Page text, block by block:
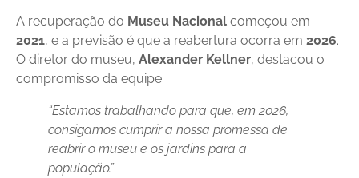
A recuperação do Museu Nacional começou em
2021, e a previsão é que a reabertura ocorra em 2026.
O diretor do museu, Alexander Kellner, destacou o
compromisso da equipe:
“Estamos trabalhando para que, em 2026,
consigamos cumprir a nossa promessa de
reabrir o museu e os jardins para a
população.”